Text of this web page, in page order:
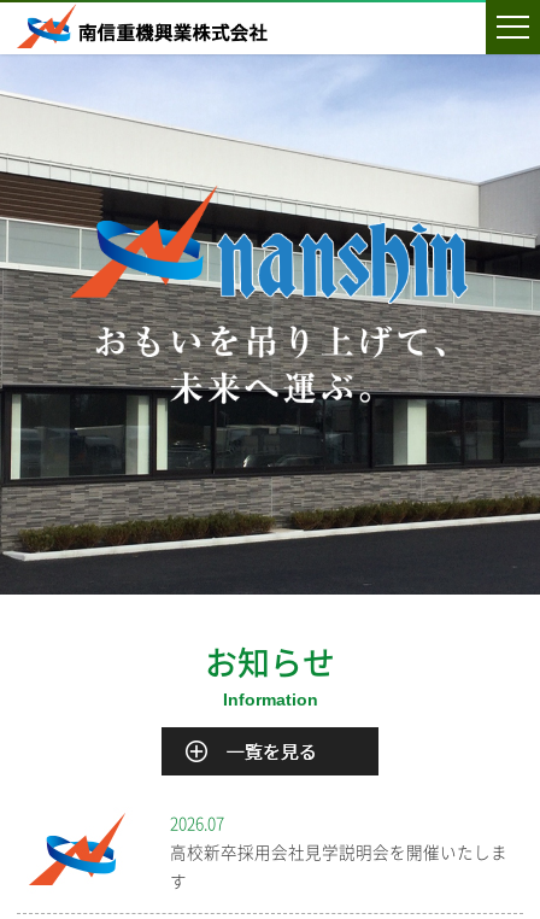
お知らせ
2026.07
高校新卒採用会社見学説明会を開催いたしま
す